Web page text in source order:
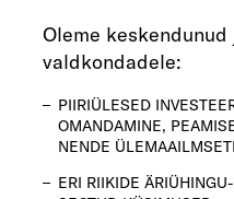
Oleme
valdkondadele:
PIIRIÜLESED
OMANDAMINE,
NENDE
ERI RIIKIDE